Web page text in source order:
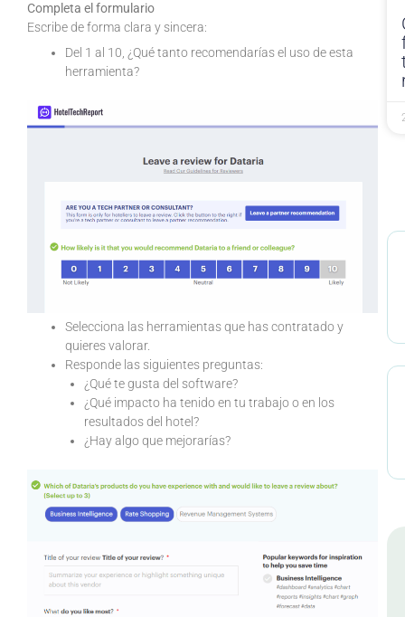
Completa el formulario
Escribe de forma clara y sincera:
Del 1 al 10, ¿Qué tanto recomendarías el uso de esta
herramienta?
Selecciona las herramientas que has contratado y
quieres valorar.
Responde las siguientes preguntas:
¿Qué te gusta del software?
¿Qué impacto ha tenido en tu trabajo o en los
resultados del hotel?
¿Hay algo que mejorarías?